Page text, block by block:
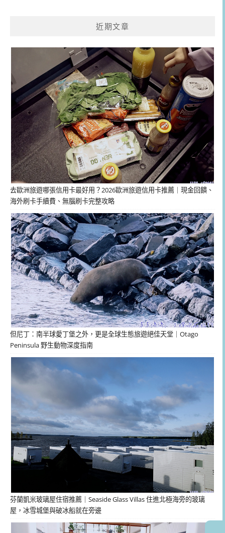
近期文章
去歐洲旅遊哪張信用卡最好用？2026歐洲旅遊信用卡推薦｜現金回饋、
海外刷卡手續費、無腦刷卡完整攻略
但尼丁：南半球愛丁堡之外，更是全球生態旅遊絕佳天堂｜Otago
Peninsula 野生動物深度指南
芬蘭凱米玻璃屋住宿推薦｜Seaside Glass Villas 住進北極海旁的玻璃
屋，冰雪城堡與破冰船就在旁邊